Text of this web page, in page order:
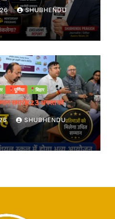
SHUBHENDU
पूर्णिया बिहार
समारोह 23 अगस्त को
SHUBHENDU